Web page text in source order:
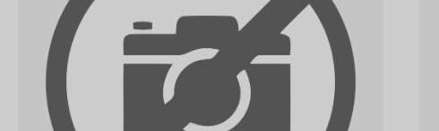
u man-netwerks tal-operaturi mobbli. Dawn jiżguraw il-ġbir
utent u s-sistema ċentrali. L-apparat jikkomunika permezz
netwerk tal-operaturi mobbli.
Reġjun Operattiv
4G LTE:
Ewropa, Asja, Afrika